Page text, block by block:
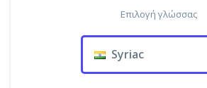
Επιλογή γλώσσας
Syriac